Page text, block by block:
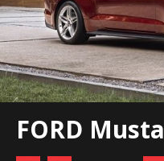
FORD